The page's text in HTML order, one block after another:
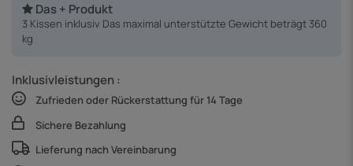
Das + Produkt
3 Kissen inklusiv Das maximal unterstützte Gewicht beträgt 360
kg
Inklusivleistungen :
Zufrieden oder Rückerstattung für 14 Tage
Sichere Bezahlung
Lieferung nach Vereinbarung